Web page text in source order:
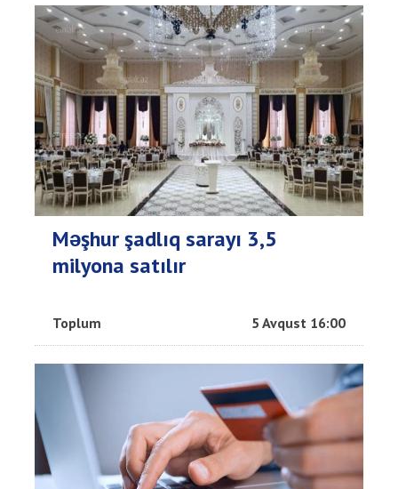
Məşhur şadlıq sarayı 3,5
milyona satılır
Toplum 5 Avqust 16:00